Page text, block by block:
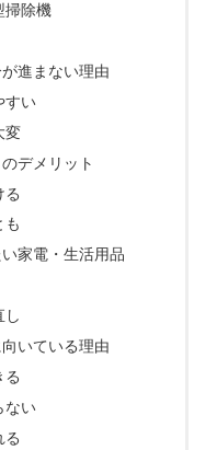
掃除機
進まない理由
すい
変
デメリット
る
も
家電・生活用品
し
いている理由
る
ない
る